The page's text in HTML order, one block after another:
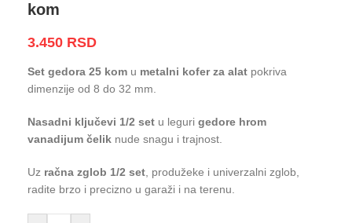
kom
3.450 RSD
Set gedora 25 kom u metalni kofer za alat pokriva
dimenzije od 8 do 32 mm.
Nasadni ključevi 1/2 set u leguri gedore hrom
vanadijum čelik nude snagu i trajnost.
Uz račna zglob 1/2 set , produžeke i univerzalni zglob,
radite brzo i precizno u garaži i na terenu.